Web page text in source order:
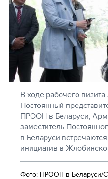
В ходе рабочего
Постоянный
ПРООН в Беларуси,
заместитель
в Беларуси
инициатив в
Фото: ПРООН в Беларуси/